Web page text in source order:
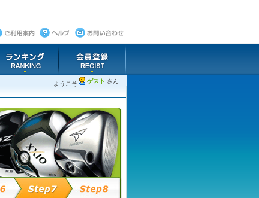
ゲスト さん
ようこそ